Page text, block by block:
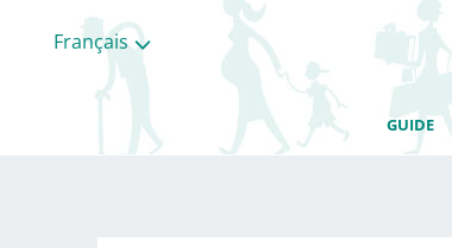
Français
GUIDE